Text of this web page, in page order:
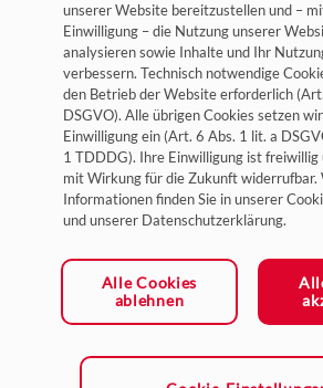
Impressum
Datenschutz
Allgemeine
Cookie-Einstellungen
Ein Unternehmen der HYDAC
unserer Website bereitzustellen und –
Einwilligung – die Nutzung unserer
analysieren sowie Inhalte und Ihr
verbessern. Technisch notwendige
den Betrieb der Website erforderlich
DSGVO). Alle übrigen Cookies setzen
Einwilligung ein (Art. 6 Abs. 1 lit. a
1 TDDDG). Ihre Einwilligung ist freiwillig
mit Wirkung für die Zukunft widerrufbar.
Informationen finden Sie in unserer
und unserer Datenschutzerklärung.
Alle Cookies
ablehnen